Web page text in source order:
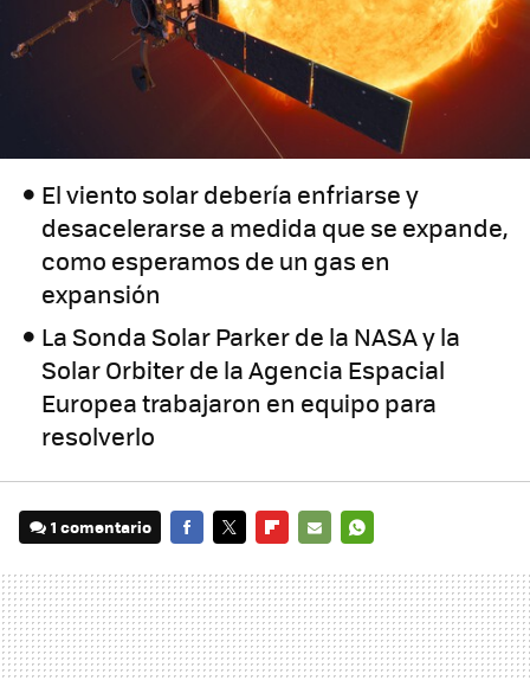
El viento solar debería enfriarse y
desacelerarse a medida que se expande,
como esperamos de un gas en
expansión
La Sonda Solar Parker de la NASA y la
Solar Orbiter de la Agencia Espacial
Europea trabajaron en equipo para
resolverlo
1 comentario
MAIL